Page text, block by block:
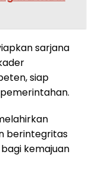
sarjana
siap
berintegritas
kemajuan